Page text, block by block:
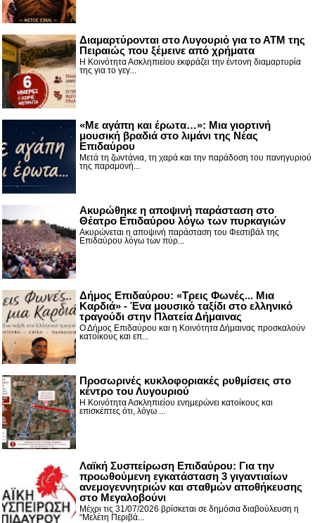
Διαμαρτύρονται στο Λυγουριό για το ΑΤΜ της
Πειραιώς που ξέμεινε από χρήματα
Η Κοινότητα Ασκληπιείου εκφράζει την έντονη διαμαρτυρία
της για το γεγ...
«Με αγάπη και έρωτα…»: Μια γιορτινή
μουσική βραδιά στο λιμάνι της Νέας
Επιδαύρου
Μετά τη ζωντάνια, τη χαρά και την παράδοση του πανηγυριού
της παραμονή...
Ακυρώθηκε η αποψινή παράσταση στο
Θέατρο Επιδαύρου λόγω των πυρκαγιών
Ακυρώνεται η αποψινή παράσταση του Φεστιβάλ της
Επιδαύρου λόγω των πύρ...
Δήμος Επιδαύρου: «Τρεις Φωνές... Μια
Καρδιά» - Ένα μουσικό ταξίδι στο ελληνικό
τραγούδι στην Πλατεία Δήμαινας
Ο Δήμος Επιδαύρου και η Κοινότητα Δήμαινας προσκαλούν
κατοίκους και επ...
Προσωρινές κυκλοφοριακές ρυθμίσεις στο
κέντρο του Λυγουριού
Η Κοινότητα Ασκληπιείου ενημερώνει κατοίκους και
επισκέπτες ότι, λόγω ...
Λαϊκή Συσπείρωση Επιδαύρου: Για την
προωθούμενη εγκατάσταση 3 γιγαντιαίων
ανεμογεννητριών και σταθμών αποθήκευσης
στο Μεγαλοβούνι
Μέχρι τις 31/07/2026 βρίσκεται σε δημόσια διαβούλευση η
“Μελέτη Περιβά...